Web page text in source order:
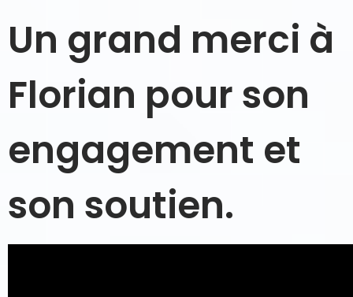
Un grand merci à
Florian pour son
engagement et
son soutien.